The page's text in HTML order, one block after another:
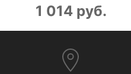
1 014 руб.